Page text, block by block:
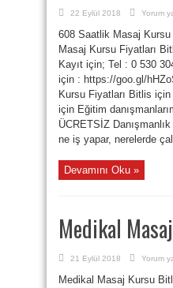
22 Eylül 2018 Yorum
608 Saatlik Masaj
Masaj Kursu Fiyatları
Kayıt için; Tel : 0 530
için : https://goo.gl/
Kursu Fiyatları Bitlis
için Eğitim
ÜCRETSİZ
ne iş yapar, nerelerde
Devamını Oku »
Medikal
21 Eylül 2018 Yorum
Medikal Masaj Kursu